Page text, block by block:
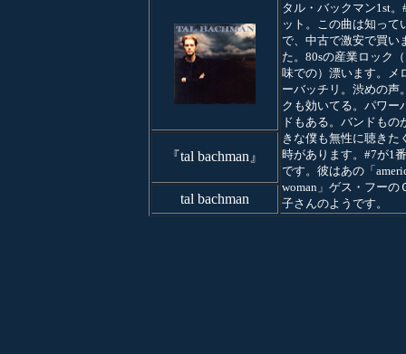
タル・バックマン1st。
ット。この曲は知って
で、中古で激安で買い
た。80sの産業ロック
味での）漂います。メ
ーバッチリ。渋めの声
クも効いてる。パワー
ドもある。バンドもの
きな僕も無性に聴きた
時があります。#7が1
です。彼はあの「
woman」ゲス・フーの
子さんのようです。
『tal bachman』
tal bachman